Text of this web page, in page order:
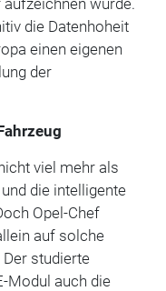
die Datenhoheit
einen eigenen
der
viel mehr als
die intelligente
Opel-Chef
auf solche
studierte
Modul auch die